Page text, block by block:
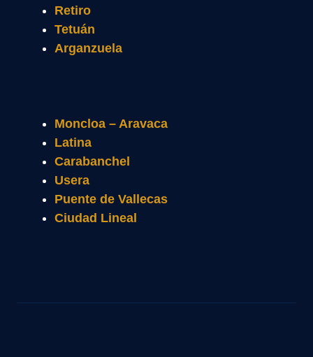
Retiro
Tetuán
Arganzuela
Moncloa – Aravaca
Latina
Carabanchel
Usera
Puente de Vallecas
Ciudad Lineal